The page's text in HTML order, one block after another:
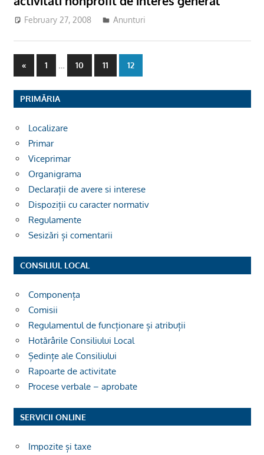
February 27, 2008 Anunturi
Posts
pagination
«Previous
Posts
1 … 10 11 12
PRIMĂRIA
Localizare
Primar
Viceprimar
Organigrama
Declarații de avere si interese
Dispoziții cu caracter normativ
Regulamente
Sesizări și comentarii
CONSILIUL LOCAL
Componența
Comisii
Regulamentul de funcționare și atribuții
Hotărârile Consiliului Local
Ședințe ale Consiliului
Rapoarte de activitate
Procese verbale – aprobate
SERVICII ONLINE
Impozite și taxe